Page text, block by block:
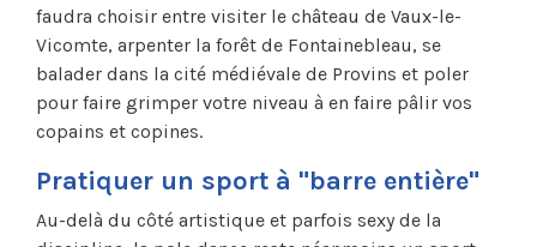
faudra choisir entre visiter le château de Vaux-le-
Vicomte, arpenter la forêt de Fontainebleau, se
balader dans la cité médiévale de Provins et poler
pour faire grimper votre niveau à en faire pâlir vos
copains et copines.
Pratiquer un sport à "barre entière"
Au-delà du côté artistique et parfois sexy de la